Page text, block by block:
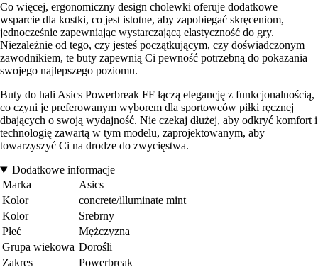
Co więcej, ergonomiczny design cholewki oferuje dodatkowe
wsparcie dla kostki, co jest istotne, aby zapobiegać skręceniom,
jednocześnie zapewniając wystarczającą elastyczność do gry.
Niezależnie od tego, czy jesteś początkującym, czy doświadczonym
zawodnikiem, te buty zapewnią Ci pewność potrzebną do pokazania
swojego najlepszego poziomu.
Buty do hali Asics Powerbreak FF łączą elegancję z funkcjonalnością,
co czyni je preferowanym wyborem dla sportowców piłki ręcznej
dbających o swoją wydajność. Nie czekaj dłużej, aby odkryć komfort i
technologię zawartą w tym modelu, zaprojektowanym, aby
towarzyszyć Ci na drodze do zwycięstwa.
Dodatkowe informacje
Marka
Asics
Kolor
concrete/illuminate mint
Kolor
Srebrny
Płeć
Mężczyzna
Grupa wiekowa Dorośli
Zakres
Powerbreak